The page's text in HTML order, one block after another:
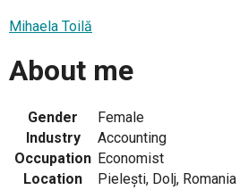
Mihaela Toilă
About me
Gender
Female
Industry
Accounting
Occupation Economist
Location
Pielești, Dolj, Romania